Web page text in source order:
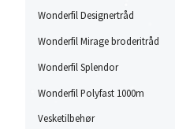
Wonderfil Designertråd
Wonderfil Mirage broderitråd
Wonderfil Splendor
Wonderfil Polyfast 1000m
Vesketilbehør